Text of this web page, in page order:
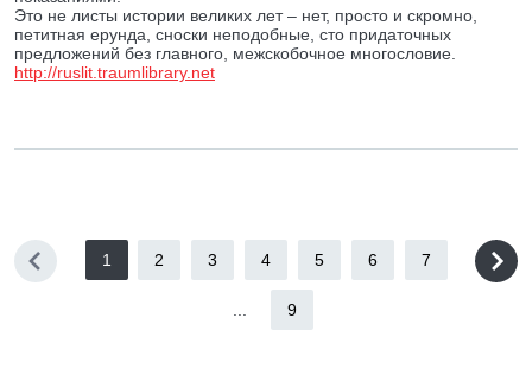
Это не листы истории великих лет – нет, просто и скромно,
петитная ерунда, сноски неподобные, сто придаточных
предложений без главного, межскобочное многословие.
http://ruslit.traumlibrary.net
1 2 3 4 5 6 7
9